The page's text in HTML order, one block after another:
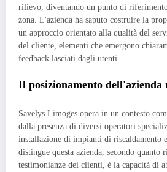
rilievo, diventando un punto di
zona. L'azienda ha saputo costruire la
un approccio orientato alla qualità del
del cliente, elementi che emergono
feedback lasciati dagli utenti.
Il posizionamento dell'azienda
Savelys Limoges opera in un contesto
dalla presenza di diversi operatori
installazione di impianti di riscaldamento
distingue questa azienda, secondo quanto
testimonianze dei clienti, è la capacità di